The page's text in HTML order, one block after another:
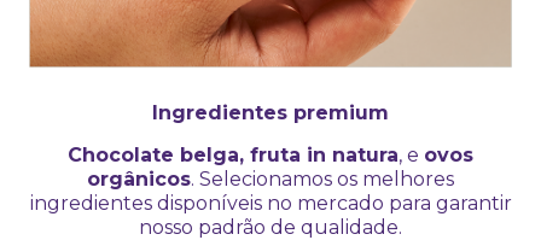
Ingredientes premium
Chocolate belga, fruta in natura, e ovos
orgânicos. Selecionamos os melhores
ingredientes disponíveis no mercado para garantir
nosso padrão de qualidade.